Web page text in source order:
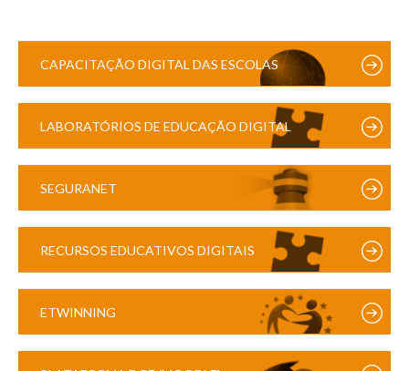
CAPACITAÇÃO DIGITAL DAS ESCOLAS
LABORATÓRIOS DE EDUCAÇÃO DIGITAL
SEGURANET
RECURSOS EDUCATIVOS DIGITAIS
ETWINNING